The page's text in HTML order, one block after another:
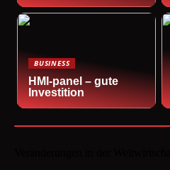
BUSINESS
HMI-panel – gute
Investition